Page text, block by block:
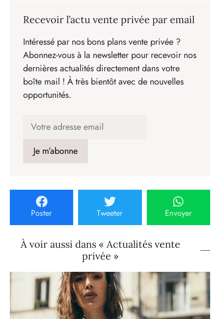
Recevoir l’actu vente privée par email
Intéressé par nos bons plans vente privée ?
Abonnez-vous à la newsletter pour recevoir nos
dernières actualités directement dans votre
boîte mail ! À très bientôt avec de nouvelles
opportunités.
Poster Tweeter Envoyer
À voir aussi dans « Actualités vente
privée »